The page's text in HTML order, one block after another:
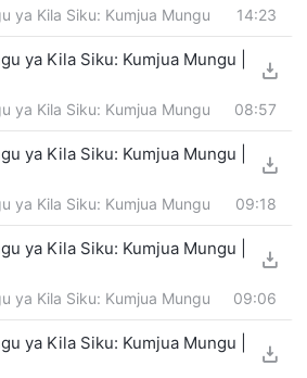
ya Kila Siku: Kumjua Mungu 14:23
ya Kila Siku: Kumjua Mungu |
ya Kila Siku: Kumjua Mungu 08:57
ya Kila Siku: Kumjua Mungu |
ya Kila Siku: Kumjua Mungu 09:18
ya Kila Siku: Kumjua Mungu |
ya Kila Siku: Kumjua Mungu 09:06
ya Kila Siku: Kumjua Mungu |